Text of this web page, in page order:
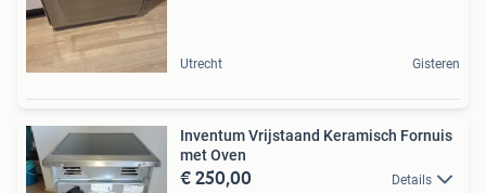
Utrecht Gisteren
Inventum Vrijstaand Keramisch Fornuis
met Oven
€ 250,00 Details